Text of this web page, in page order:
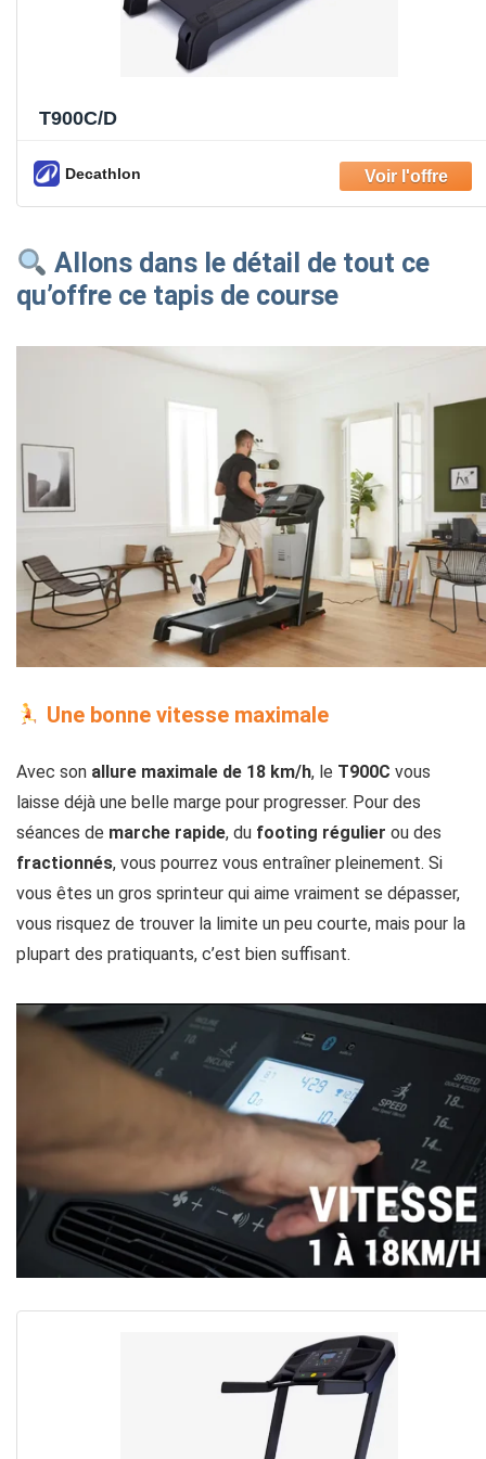
T900C/D
Decathlon
Allons dans le détail de tout ce
qu’offre ce tapis de course
Une bonne vitesse maximale
Avec son allure maximale de 18 km/h, le T900C vous
laisse déjà une belle marge pour progresser. Pour des
séances de marche rapide, du footing régulier ou des
fractionnés, vous pourrez vous entraîner pleinement. Si
vous êtes un gros sprinteur qui aime vraiment se dépasser,
vous risquez de trouver la limite un peu courte, mais pour la
plupart des pratiquants, c’est bien suffisant.